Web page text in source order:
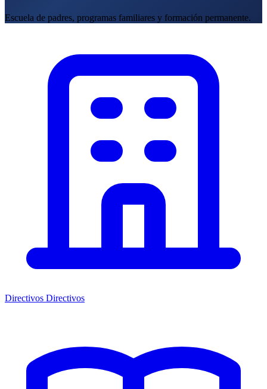
Escuela de padres, programas familiares y formación permanente.
Directivos Directivos